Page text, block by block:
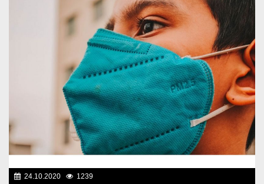
24.10.2020 1239